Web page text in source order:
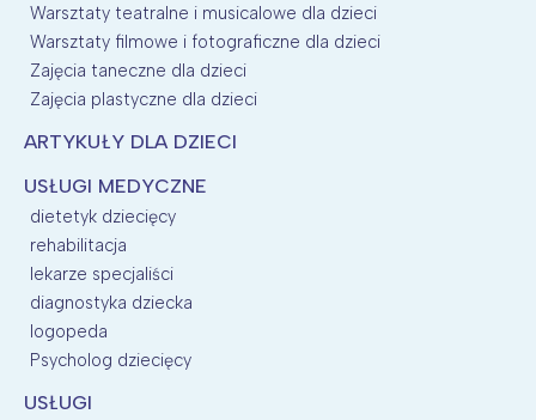
Warsztaty teatralne i musicalowe dla dzieci
Warsztaty filmowe i fotograficzne dla dzieci
Zajęcia taneczne dla dzieci
Zajęcia plastyczne dla dzieci
ARTYKUŁY DLA DZIECI
USŁUGI MEDYCZNE
dietetyk dziecięcy
rehabilitacja
lekarze specjaliści
diagnostyka dziecka
logopeda
Psycholog dziecięcy
USŁUGI